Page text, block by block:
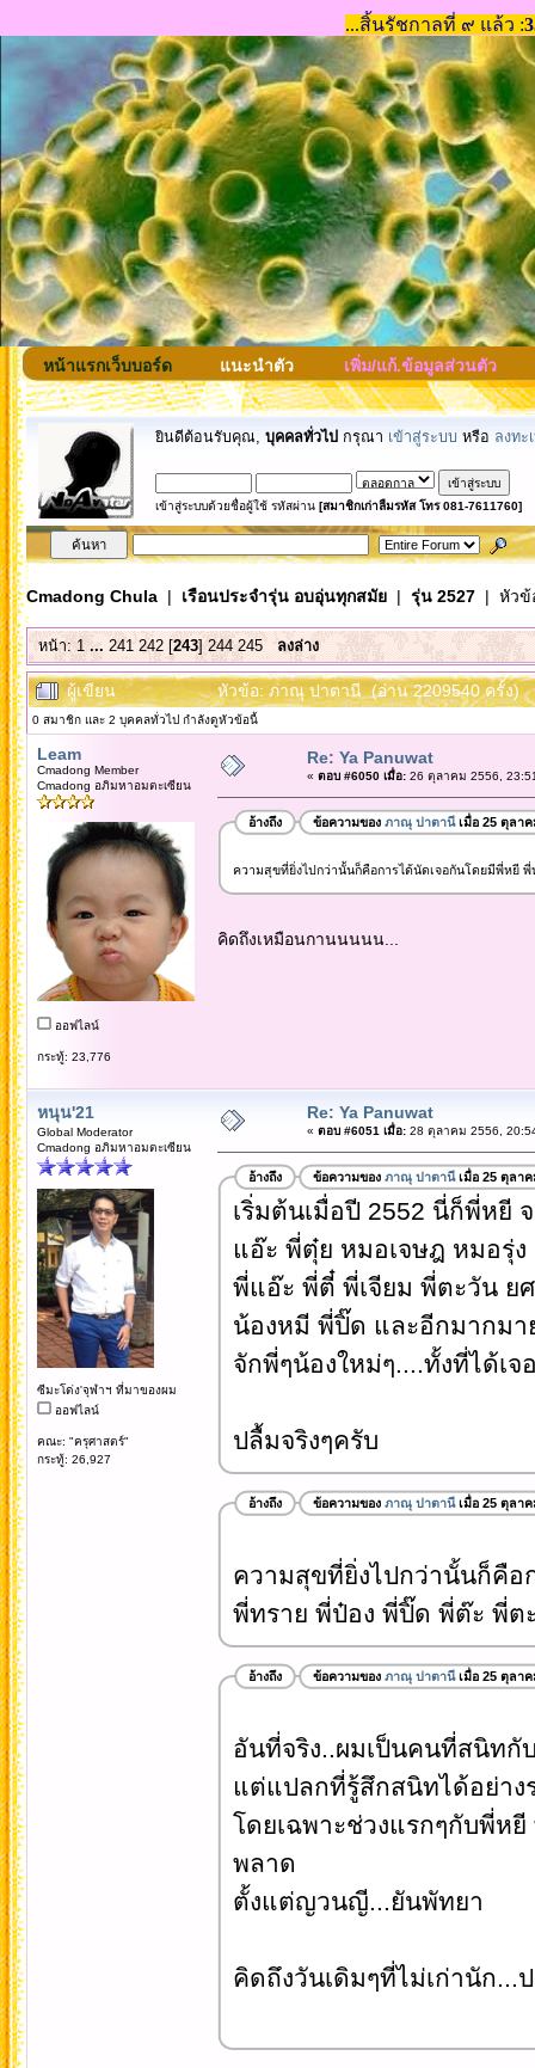
หน้าแรกเว็บบอร์ด แนะนำตัว เพิ่ม/แก้.ข้อมูลส่วนตัว
ยินดีต้อนรับคุณ, บุคคลทั่วไป กรุณา เข้าสู่ระบบ หรือ ลงทะ
เข้าสู่ระบบด้วยชื่อผู้ใช้ รหัสผ่าน [สมาชิกเก่าลืมรหัส โทร 081-7611760]
Cmadong Chula| เรือนประจำรุ่น อบอุ่นทุกสมัย| รุ่น 2527| หัวข้
หน้า:1 ... 241 242[243]244 245 ลงล่าง
ผู้เขียน หัวข้อ: ภาณุ ปาตานี (อ่าน 2209540 ครั้ง)
0 สมาชิก และ 2 บุคคลทั่วไป กำลังดูหัวข้อนี้
Leam
Cmadong Member
Cmadong อภิมหาอมตะเซียน
ออฟไลน์
กระทู้: 23,776
Re: Ya Panuwat
« ตอบ #6050 เมื่อ:26 ตุลาคม 2556,
อ้างถึง ข้อความของ ภาณุ ปาตานีเมื่อ 25 ตุลาค
ความสุขที่ยิ่งไปกว่านั้นก็คือการได้นัดเจอกันโดยมีพี่หยี
คิดถึงเหมือนกานนนนน...
หนุน'21
Global Moderator
Cmadong อภิมหาอมตะเซียน
ซีมะโด่ง'จุฬาฯ ที่มาของผม
ออฟไลน์
คณะ: "ครุศาสตร์"
กระทู้: 26,927
Re: Ya Panuwat
« ตอบ #6051 เมื่อ:28 ตุลาคม 2556,
อ้างถึง ข้อความของ ภาณุ ปาตานีเมื่อ 25 ตุลาค
เริ่มต้นเมื่อปี 2552 นี่ก็พี่หยี
แอ๊ะ พี่ตุ๋ย หมอเจษฎ หมอรุ่
พี่แอ๊ะ พี่ตี๋ พี่เจียม พี่ตะวัน
น้องหมี พี่ปิ๊ด และอีกมากมา
จักพี่ๆน้องใหม่ๆ....ทั้งที่ได้เจ
ปลื้มจริงๆครับ
อ้างถึง ข้อความของ ภาณุ ปาตานีเมื่อ 25 ตุลาค
ความสุขที่ยิ่งไปกว่านั้นก็คื
พี่ทราย พี่ป๋อง พี่ปิ๊ด พี่ต๊ะ พี่ต
อ้างถึง ข้อความของ ภาณุ ปาตานีเมื่อ 25 ตุลาค
อันที่จริง..ผมเป็นคนที่สนิทกั
แต่แปลกที่รู้สึกสนิทได้อย่าง
โดยเฉพาะช่วงแรกๆกับพี่ห
พลาด
ตั้งแต่ญวนญี...ยันพัทยา
คิดถึงวันเดิมๆที่ไม่เก่านัก...